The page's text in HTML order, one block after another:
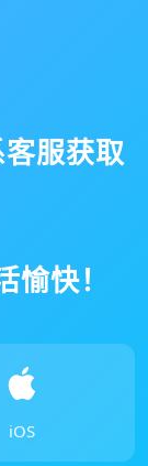
服获取
快！
iOS